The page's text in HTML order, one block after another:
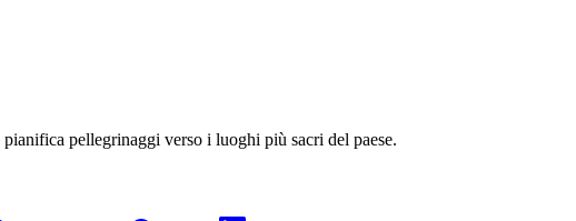
pellegrinaggi verso i luoghi più sacri del paese.